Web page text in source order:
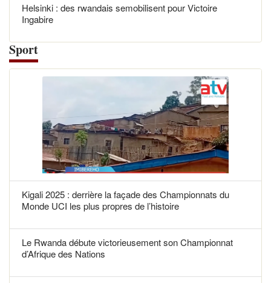
Helsinki : des rwandais semobilisent pour Victoire
Ingabire
Sport
Kigali 2025 : derrière la façade des Championnats du
Monde UCI les plus propres de l’histoire
Le Rwanda débute victorieusement son Championnat
d’Afrique des Nations